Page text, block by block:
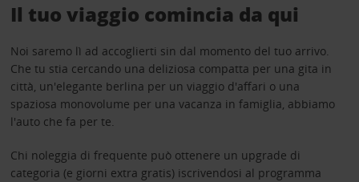
Il tuo viaggio comincia da qui
Noi saremo lì ad accoglierti sin dal momento del tuo arrivo.
Che tu stia cercando una deliziosa compatta per una gita in
città, un'elegante berlina per un viaggio d'affari o una
spaziosa monovolume per una vacanza in famiglia, abbiamo
l'auto che fa per te.
Chi noleggia di frequente può ottenere un upgrade di
categoria (e giorni extra gratis) iscrivendosi al programma